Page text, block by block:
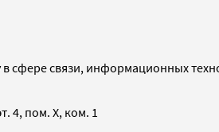
сфере связи, информационных
4, пом. X, ком. 1